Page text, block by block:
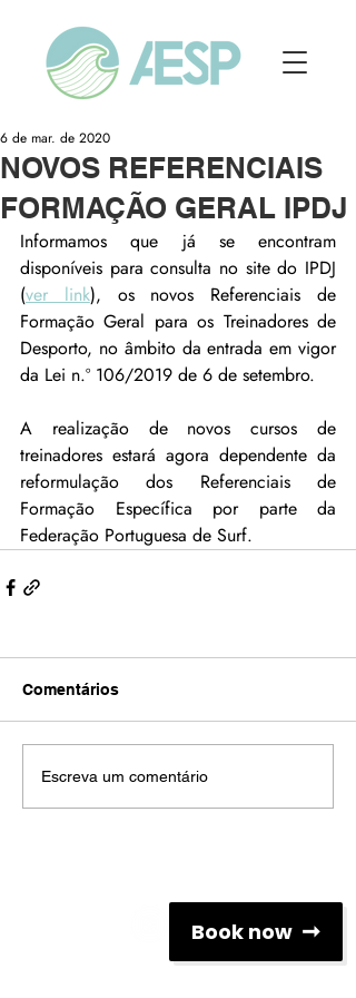
NOVOS REFERENCIAIS
FORMAÇÃO GERAL IPDJ
6 de mar. de 2020
Informamos que já se encontram
disponíveis para consulta no site do IPDJ
(ver link), os novos Referenciais de
Formação Geral para os Treinadores de
Desporto, no âmbito da entrada em vigor
da Lei n.º 106/2019 de 6 de setembro.
A realização de novos cursos de
treinadores estará agora dependente da
reformulação dos Referenciais de
Formação Específica por parte da
Federação Portuguesa de Surf.
Comentários
Escreva um comentário
Book now